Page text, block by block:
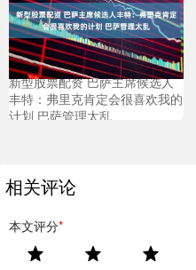
新型股票配资 巴萨主席候选人
丰特：弗里克肯定会很喜欢我的
计划 巴萨管理太乱
相关评论
本文评分*